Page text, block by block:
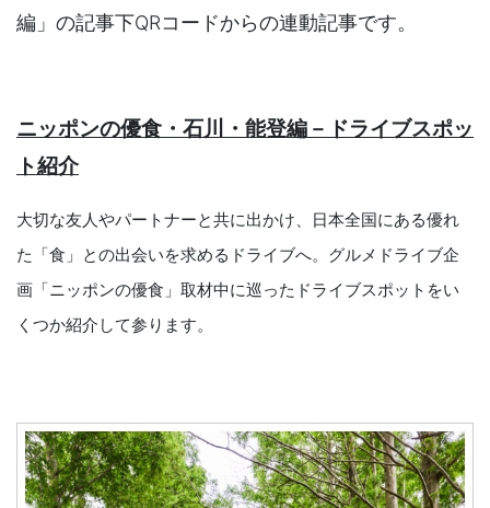
編」の記事下QRコードからの連動記事です。
ニッポンの優食・石川・能登編－ドライブスポッ
ト紹介
大切な友人やパートナーと共に出かけ、日本全国にある優れ
た「食」との出会いを求めるドライブへ。グルメドライブ企
画「ニッポンの優食」取材中に巡ったドライブスポットをい
くつか紹介して参ります。